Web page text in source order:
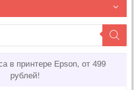
в принтере Epson, от 499
рублей!